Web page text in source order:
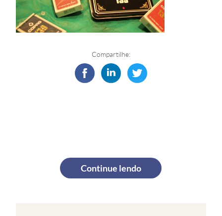
Compartilhe:
Continue lendo